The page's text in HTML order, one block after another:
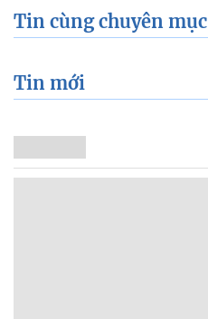
Tin cùng chuyên mục
Tin mới